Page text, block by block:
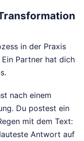
in der Praxis
Partner hat dich
nach einem
Du postest ein
mit dem Text:
Antwort auf